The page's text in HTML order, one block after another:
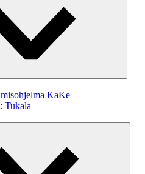
KaKe
Tukala